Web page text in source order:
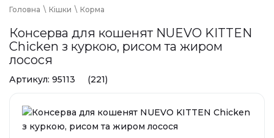
Головна \ Кішки \ Корма
Консерва для кошенят NUEVO KITTEN
Chicken з куркою, рисом та жиром
лосося
Артикул: 95113 (221)